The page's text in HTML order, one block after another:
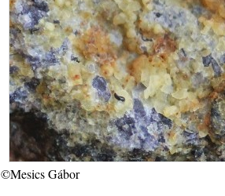
©Mesics Gábor